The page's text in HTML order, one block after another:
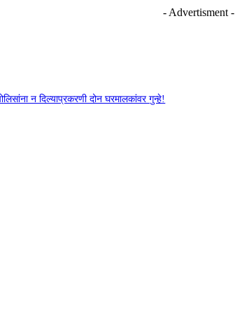
- Advertisment -
न दिल्याप्रकरणी दोन घरमालकांवर गुन्हे!